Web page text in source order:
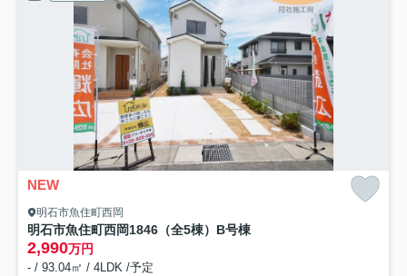
NEW
明石市魚住町西岡
明石市魚住町西岡1846（全5棟）B号棟
2,990万円
- / 93.04㎡ / 4LDK /予定